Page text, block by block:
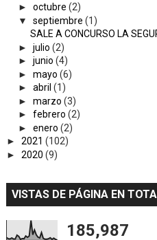
► octubre (2)
▼ septiembre (1)
SALE A CONCURSO LA
► julio (2)
► junio (4)
► mayo (6)
► abril (1)
► marzo (3)
► febrero (2)
► enero (2)
► 2021 (102)
► 2020 (9)
VISTAS DE PÁGINA EN
185,987